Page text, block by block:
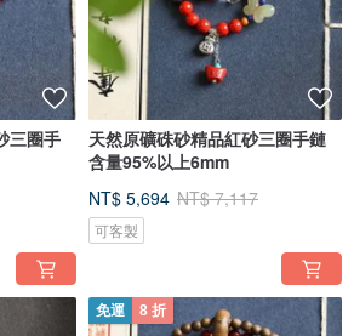
上膠上色上蠟，大部分商家採用機器打磨，珠子做
，破壞了硃砂的天然靈性，甚至對人體有害，我們
遍重復打磨，直到珠子呈現出天然的油光亮澤。
三圈手
天然原礦硃砂精品紅砂三圈手鏈
含量95%以上6mm
NT$ 5,694 NT$ 7,117
可客製
免運 8 折